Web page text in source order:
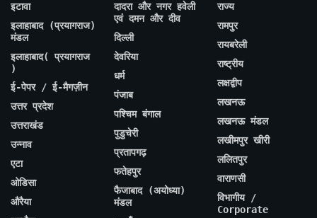
इटावा
इलाहाबाद (प्रयागराज)
मंडल
इलाहाबाद( प्रयागराज
)
ई-पेपर / ई-मैगज़ीन
उत्तर प्रदेश
उत्तराखंड
उन्नाव
एटा
ओडिसा
औरैया
दादरा और नगर हवेली
एवं दमन और दीव
दिल्ली
देवरिया
धर्म
पंजाब
पश्चिम बंगाल
पुडुचेरी
प्रतापगढ़
फतेहपुर
फैजाबाद (अयोध्या)
मंडल
राज्य
रामपुर
रायबरेली
राष्ट्रीय
लक्षद्वीप
लखनऊ
लखनऊ मंडल
लखीमपुर खीरी
ललितपुर
वाराणसी
विभागीय /
Corporate